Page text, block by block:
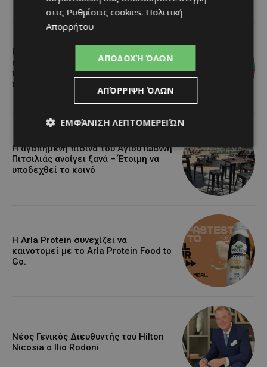
Καλοκαίρι στη Λεμεσό: Θαλάσσια
σπορ για όσους θέλουν κάτι
περισσότερο από μια μέρα στην
παραλία
Η αγαπημένη πισίνα του Αγίου Ιωάννη
Πιτσιλιάς ανοίγει ξανά – Έτοιμη να
υποδεχθεί το κοινό
Η Arla Protein συνεχίζει να
καινοτομεί με το Arla Protein Food to
Go.
Νέος Γενικός Διευθυντής του Hilton
Nicosia ο Ilio Rodoni
στις Ρυθμίσεις cookies. Πολιτική
Απορρήτου
ΑΠΟΔΟΧΉ ΌΛΩΝ
ΑΠΌΡΡΙΨΗ ΌΛΩΝ
ΕΜΦΆΝΙΣΗ ΛΕΠΤΟΜΕΡΕΙΏΝ